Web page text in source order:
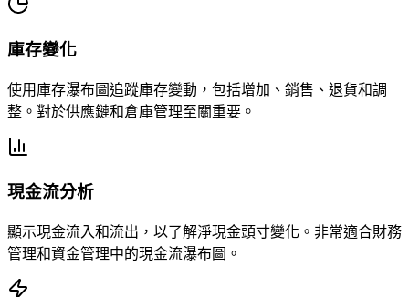
庫存變化
使用庫存瀑布圖追蹤庫存變動，包括增加、銷售、退貨和調
整。對於供應鏈和倉庫管理至關重要。
現金流分析
顯示現金流入和流出，以了解淨現金頭寸變化。非常適合財務
管理和資金管理中的現金流瀑布圖。